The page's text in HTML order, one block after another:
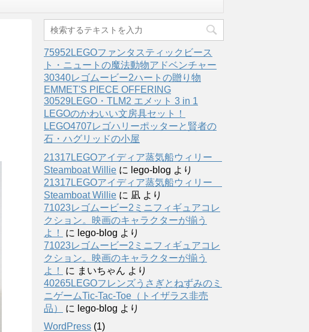
75952LEGOファンタスティックビース
ト・ニュートの魔法動物アドベンチャー
30340レゴムービー2ハートの贈り物
EMMET'S PIECE OFFERING
30529LEGO・TLM2 エメット 3 in 1
LEGOのかわいい文房具セット！
LEGO4707レゴハリーポッターと賢者の
石・ハグリッドの小屋
21317LEGOアイディア蒸気船ウィリー
Steamboat Willie に lego-blog より
21317LEGOアイディア蒸気船ウィリー
Steamboat Willie に 凪 より
71023レゴムービー2ミニフィギュアコレ
クション。映画のキャラクターが揃う
よ！
に lego-blog より
71023レゴムービー2ミニフィギュアコレ
クション。映画のキャラクターが揃う
よ！
に まいちゃん より
40265LEGOフレンズうさぎとねずみのミ
ニゲームTic-Tac-Toe（トイザラス非売
品）
に lego-blog より
WordPress (1)